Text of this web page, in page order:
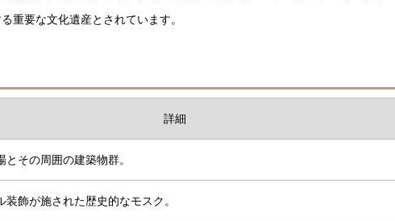
重要な文化遺産とされています。
詳細
とその周囲の建築物群。
装飾が施された歴史的なモスク。